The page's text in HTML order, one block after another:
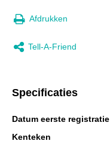
Afdrukken
Tell-A-Friend
Specificaties
Datum eerste registratie
Kenteken